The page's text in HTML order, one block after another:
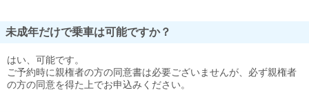
未成年だけで乗車は可能ですか？
はい、可能です。
ご予約時に親権者の方の同意書は必要ございませんが、必ず親権者
の方の同意を得た上でお申込みください。